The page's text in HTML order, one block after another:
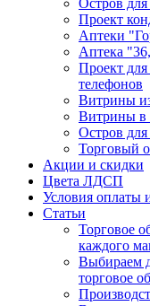
Остров
Проект
Аптеки
Аптека
Проект для
телефонов
Витрины
Витрины в
Остров для
Торговый
Акции и скидки
Цвета ЛДСП
Условия оплаты
Статьи
Торговое
каждого
Выбираем
торговое